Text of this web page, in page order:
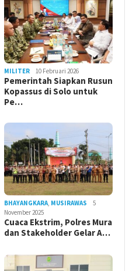
MILITER 10 Februari 2026
Pemerintah Siapkan Rusun
Kopassus di Solo untuk
Pe…
BHAYANGKARA, MUSIRAWAS
5
November 2025
Cuaca Ekstrim, Polres Mura
dan Stakeholder Gelar A…